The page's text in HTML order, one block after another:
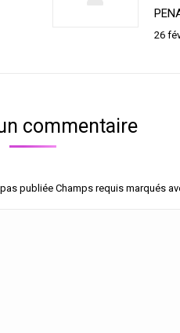
26
commentaire
publiée Champs requis marqués